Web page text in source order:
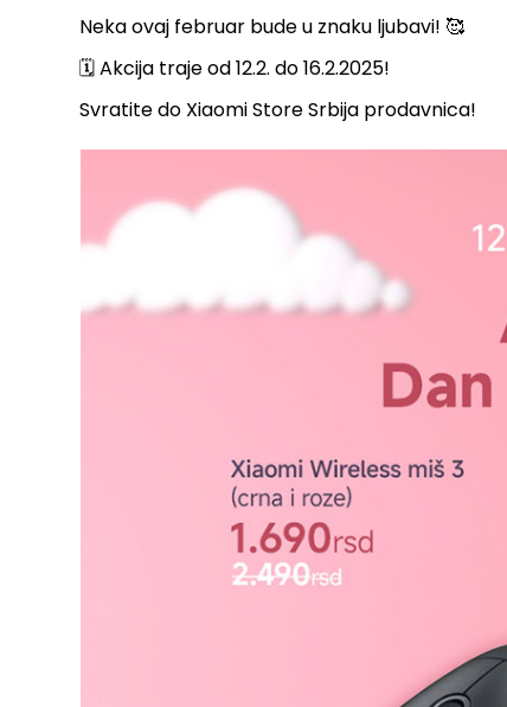
Neka ovaj februar bude u znaku ljubavi! 🥰
🗓️ Akcija traje od 12.2. do 16.2.2025!
Svratite do Xiaomi Store Srbija prodavnica!